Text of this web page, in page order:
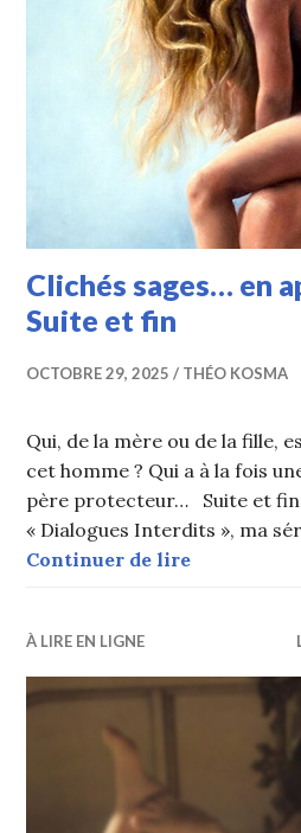
Clichés sages… en
Suite et fin
OCTOBRE 29, 2025 THÉO KOSMA
Qui, de la mère ou de la fille,
cet homme ? Qui a à la fois
père protecteur… Suite et fin
« Dialogues Interdits », ma
Continuer de lireClichés
À LIRE EN LIGNE